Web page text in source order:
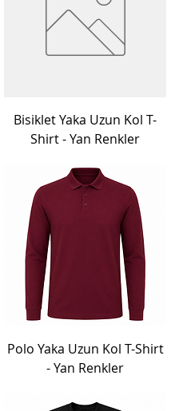
Bisiklet Yaka Uzun Kol T-
Shirt - Yan Renkler
Polo Yaka Uzun Kol T-Shirt
- Yan Renkler